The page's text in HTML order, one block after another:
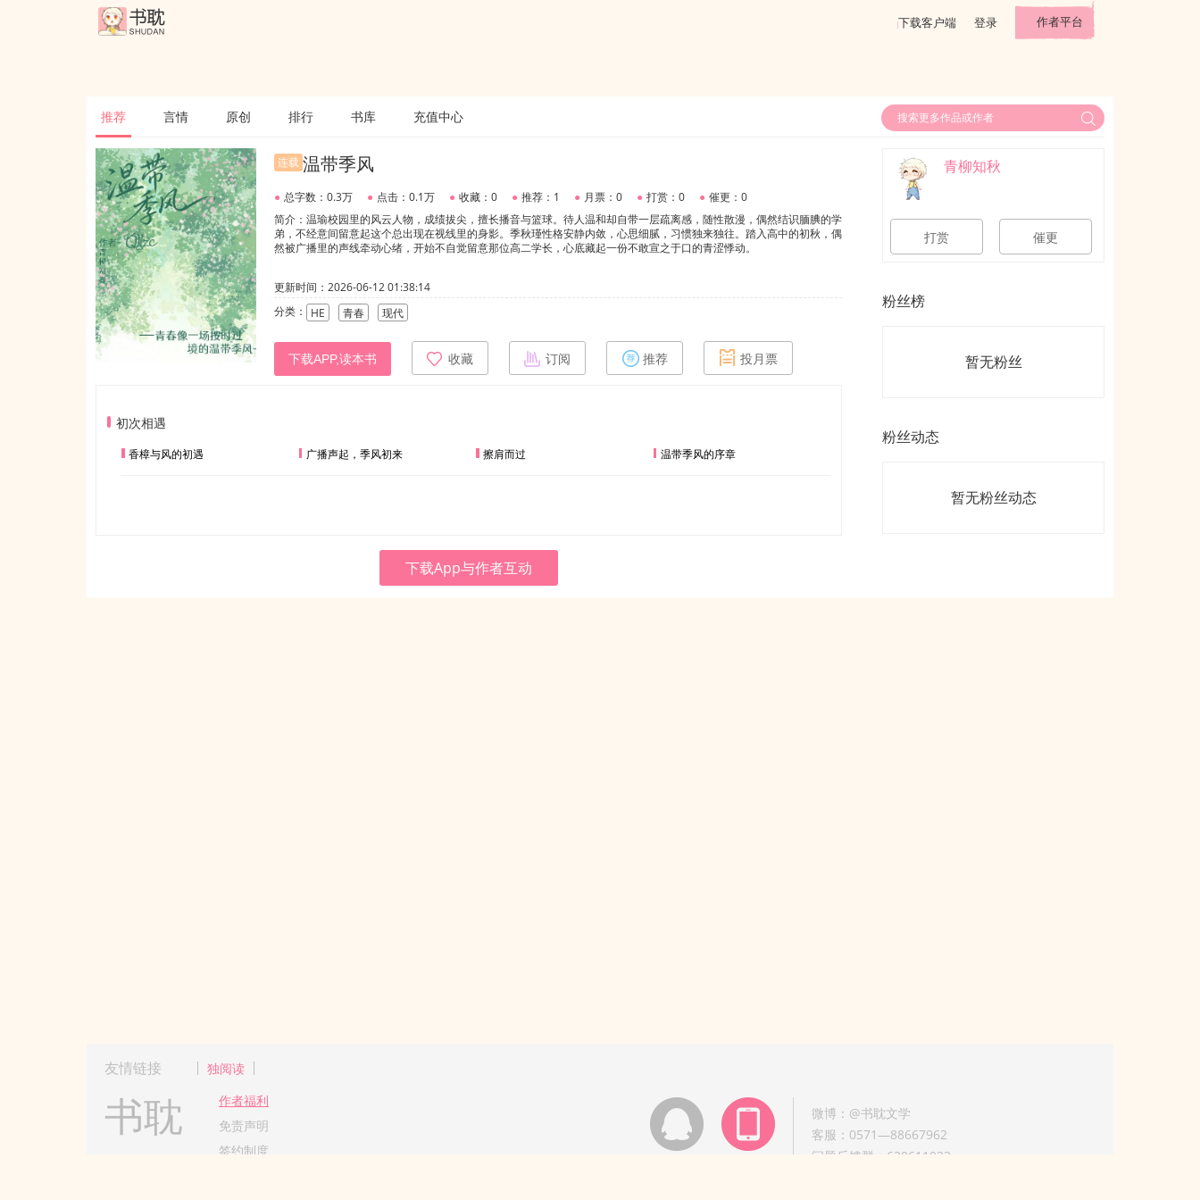
下载客户端 登录 作者平台
推荐 言情 原创 排行 书库 充值中心
连载 温带季风
● 总字数：0.3万 ● 点击：0.1万 ● 收藏：0 ● 推荐：1 ● 月票：0 ● 打赏：0 ● 催更：0
简介：温瑜校园里的风云人物，成绩拔尖，擅长播音与篮球。待人温和却自带一层疏离感，随性散漫，偶然结识腼腆的学
弟，不经意间留意起这个总出现在视线里的身影。季秋瑾性格安静内敛，心思细腻，习惯独来独往。踏入高中的初秋，偶
然被广播里的声线牵动心绪，开始不自觉留意那位高二学长，心底藏起一份不敢宣之于口的青涩悸动。
更新时间：2026-06-12 01:38:14
分类：
HE 青春 现代
下载APP,读本书 收藏 订阅 推荐 投月票
初次相遇
香樟与风的初遇 广播声起，季风初来 擦肩而过 温带季风的序章
下载App与作者互动
青柳知秋
打赏 催更
粉丝榜
暂无粉丝
粉丝动态
暂无粉丝动态
友情链接 独阅读
书耽
作者福利
免责声明
签约制度
微博：@书耽文学
客服：0571—88667962
问题反馈群：630611933